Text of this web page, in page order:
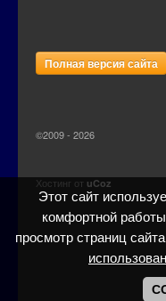
Полная версия сайта
©2009 - 2026
Хостинг от uCoz
Этот сайт
комфортной
просмотр страниц